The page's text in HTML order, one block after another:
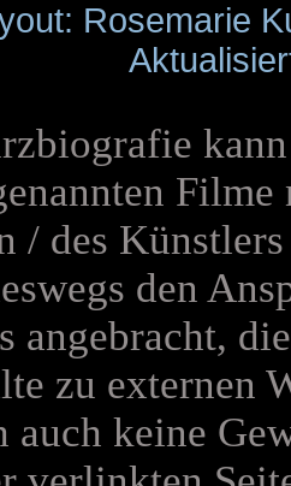
Rosemarie
/ des
den
angebracht,
zu externen
auch keine